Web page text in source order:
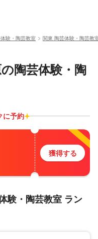
験・陶芸教室 関東 陶芸体験・陶芸教
陶芸体験・陶
に予約
獲得する
験・陶芸教室 ラン